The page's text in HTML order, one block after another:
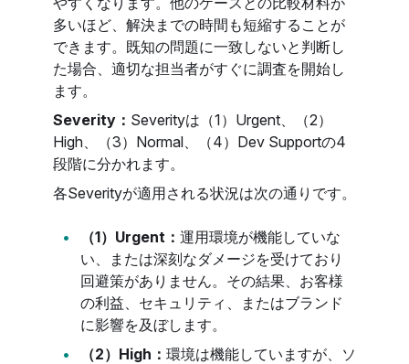
多いほど、解決までの時間も短縮することが
できます。既知の問題に一致しないと判断し
た場合、適切な担当者がすぐに調査を開始し
ます。
Severity： Severityは（1）Urgent、（2）
High、（3）Normal、（4）Dev Supportの4
段階に分かれます。
各Severityが適用される状況は次の通りです。
（1）Urgent： 運用環境が機能していな
い、または深刻なダメージを受けており
回避策がありません。その結果、お客様
の利益、セキュリティ、またはブランド
に影響を及ぼします。
（2）High： 環境は機能していますが、ソ